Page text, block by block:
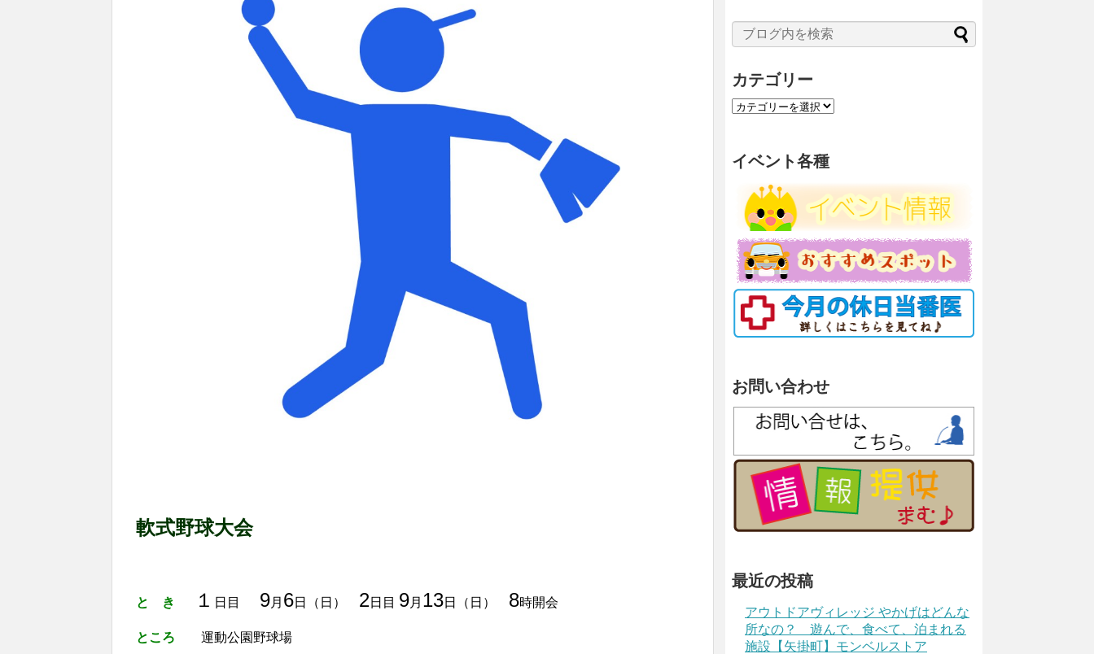
軟式野球大会
と き １ 日目 9月 6日（日） 2日目 9月 13日（日） 8時開会
ところ 運動公園野球場
カテゴリー
カ
リ
ー
イベント各種
お問い合わせ
最近の投稿
アウトドアヴィレッジ やかげはどんな
所なの？ 遊んで、食べて、泊まれる
施設【矢掛町】モンベルストア